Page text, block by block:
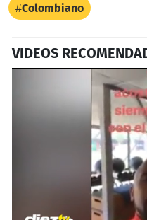
Colombiano
VIDEOS